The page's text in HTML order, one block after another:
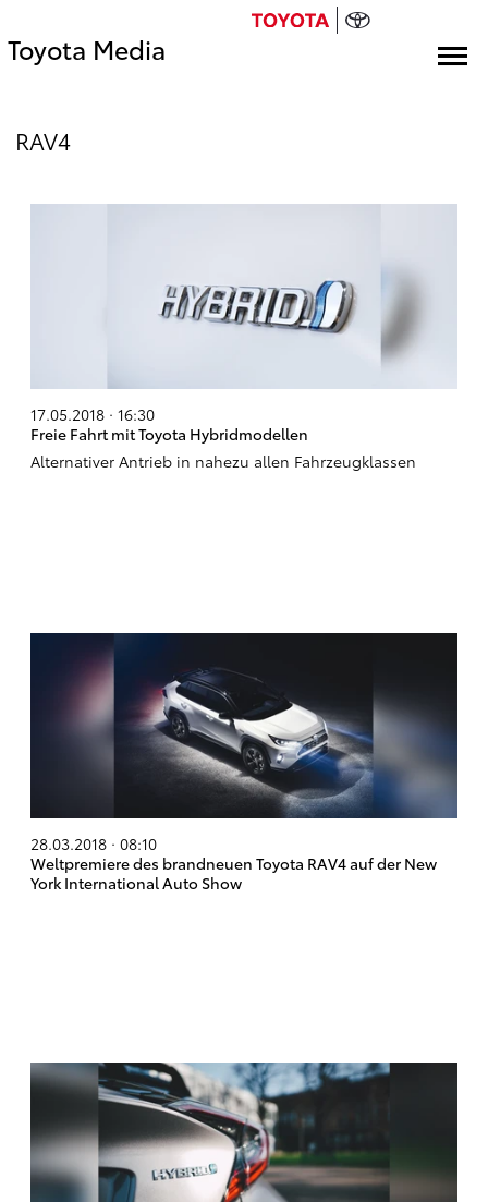
Toyota Media
RAV4
17.05.2018 · 16:30
Freie Fahrt mit Toyota Hybridmodellen
Alternativer Antrieb in nahezu allen Fahrzeugklassen
28.03.2018 · 08:10
Weltpremiere des brandneuen Toyota RAV4 auf der New
York International Auto Show